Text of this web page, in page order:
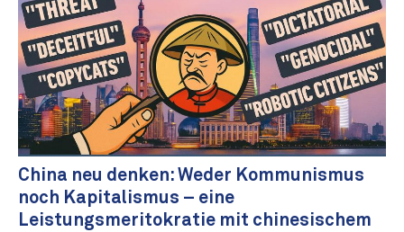
China neu denken: Weder Kommunismus
noch Kapitalismus – eine
Leistungsmeritokratie mit chinesischem